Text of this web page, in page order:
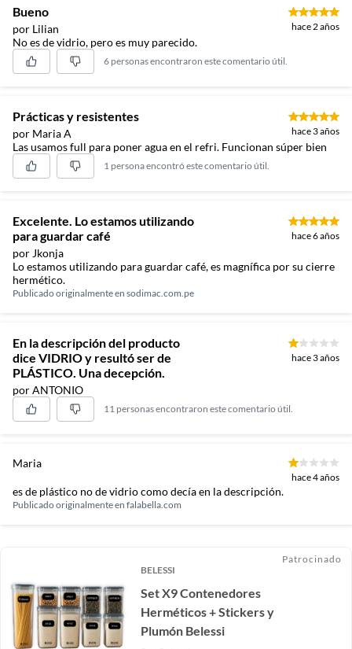
Bueno
por Lilian hace 2 años
No es de vidrio, pero es muy parecido.
6 personas encontraron este comentario útil.
Prácticas y resistentes
por Maria A hace 3 años
Las usamos full para poner agua en el refri. Funcionan súper bien
1 persona encontró este comentario útil.
Excelente. Lo estamos utilizando
para guardar café
por Jkonja
hace 6 años
Lo estamos utilizando para guardar café, es magnífica por su cierre
hermético.
Publicado originalmente en sodimac.com.pe
En la descripción del producto
dice VIDRIO y resultó ser de
PLÁSTICO. Una decepción.
por ANTONIO
hace 3 años
11 personas encontraron este comentario útil.
Maria
hace 4 años
es de plástico no de vidrio como decía en la descripción.
Publicado originalmente en falabella.com
BELESSI
Set X9 Contenedores
Herméticos + Stickers y
Plumón Belessi
Patrocinado